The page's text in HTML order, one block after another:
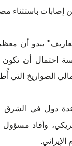
باستثناء
يبدو أن معظم
احتمال أن
الصواريخ التي أُطلقت
دول في الشرق
وأفاد مسؤول